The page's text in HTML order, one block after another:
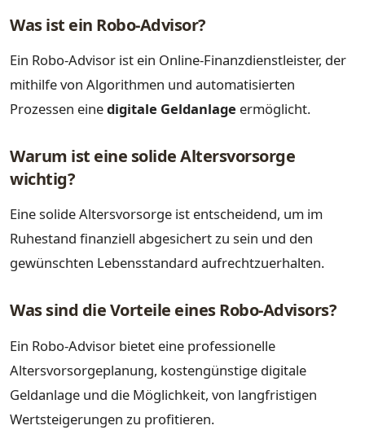
Was ist ein Robo-Advisor?
Ein Robo-Advisor ist ein Online-Finanzdienstleister, der
mithilfe von Algorithmen und automatisierten
Prozessen einedigitale Geldanlage ermöglicht.
Warum ist eine solide Altersvorsorge
wichtig?
Eine solide Altersvorsorge ist entscheidend, um im
Ruhestand finanziell abgesichert zu sein und den
gewünschten Lebensstandard aufrechtzuerhalten.
Was sind die Vorteile eines Robo-Advisors?
Ein Robo-Advisor bietet eine professionelle
Altersvorsorgeplanung, kostengünstige digitale
Geldanlage und die Möglichkeit, von langfristigen
Wertsteigerungen zu profitieren.